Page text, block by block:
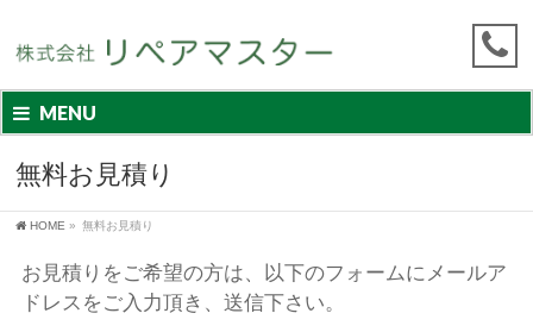
MENU
無料お見積り
HOME » 無料お見積り
お見積りをご希望の方は、
以下のフォームにメールア
ドレスをご入力頂き、送信下さい。